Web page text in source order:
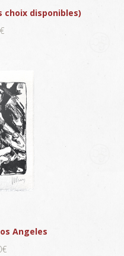
choix disponibles)
Angeles